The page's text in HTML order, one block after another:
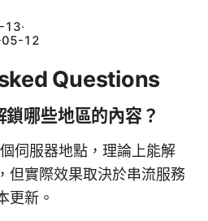
13·
12
Questions
哪些地區的內容？
伺服器地點，理論上能解
但實際效果取決於串流服務
更新。